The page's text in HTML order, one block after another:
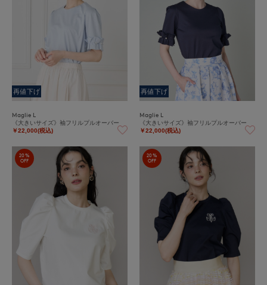
再値下げ
Maglie L
《大きいサイズ》袖フリルプルオーバー
￥22,000(税込)
再値下げ
Maglie L
《大きいサイズ》袖フリルプルオーバー
￥22,000(税込)
20%
OFF
20%
OFF